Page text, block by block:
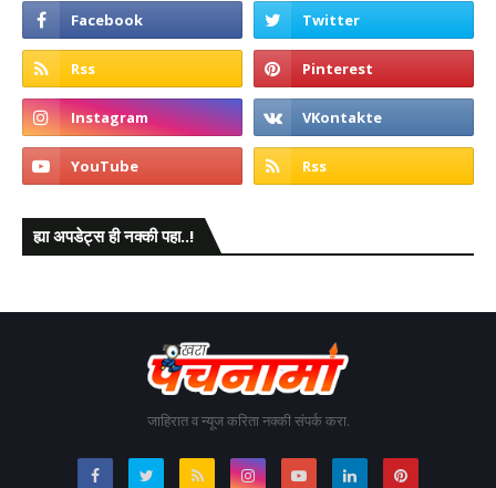
ह्या अपडेट्स ही नक्की पहा..!
जाहिरात व न्यूज करिता नक्की संपर्क करा.